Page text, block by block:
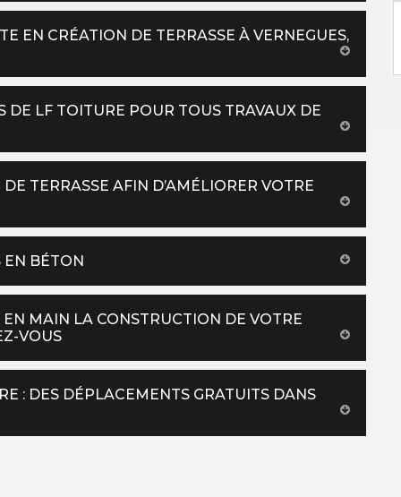
EN CRÉATION DE TERRASSE À VERNEGUES,
DE LF TOITURE POUR TOUS TRAVAUX DE
TERRASSE AFIN D’AMÉLIORER VOTRE
EN BÉTON
MAIN LA CONSTRUCTION DE VOTRE
VOUS
: DES DÉPLACEMENTS GRATUITS DANS